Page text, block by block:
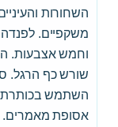
השחורות
משקפיים.
וחמש אצבעות.
שורש כף הרגל.
השתמש בכותרת
אסופת מאמרים.